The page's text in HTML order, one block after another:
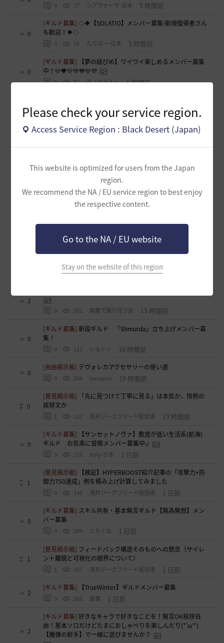
Please check your service region.
Access Service Region : Black Desert (Japan)
This website is optimized for users from the Japan
region.
We recommend the NA / EU service region to best enjoy
the respective content.
Go to the NA / EU website
Stay on the website of this region
0 77 シアラナーザ-日本 5 時間前
0
[ギルド募集]◇🔶【SOLATIO】メンバー募集!新規復帰者さん
も歓迎！🔶◇
0 55 たりほー-日本 5 時間前
0
[ギルド募集]
【夢の結びめ】ワイワイ楽しめるメンバー募集
中！🩷🧡💛💚💙🩵💜
0 57 花ノひろみん 6 時間前
0
籍、チャットが苦手な方も歓迎致します
xマキナx-日本 6 時間前
1
応について
内容ないびみょマンガ その45 転生し
たら黒い砂漠だった件
1 70 きゅんきゅん-日本 11 時間前
ったり自由なギルドです♪
80 ゆぅにゃん 13 時間前
[ギルド募集]【新設1段拠点戦ギルド】「えにぐま」ギルド
90 えにぐま 14 時間前
2
0 182 無敵で踊り狂う女 15 時間前
0
[ギルド募集] 新設ギルド 「Shmurda」立ち上げメンバー募
集！
0 113 いなドン 16 時間前
0
[自由掲示板] デヴォレカアクセサリーの使い道
0 208 tanupon 19 時間前
0
[意見掲示板]
「先に見つけて丁寧に見る」は本気か、恒例の
挨拶文か
1 132 浅井ジークフリード配信者 19 時間前
0
[ギルド募集]
【サンセットノヴァ】敷居が低い生活系(航海)
ギルド お気楽に冒険メンバー募集中♫
0 116 Iroly-日本 1 日前
1
[意見掲示板]
【検証】HYPERBOOST紹介記事の「攻撃力+防
御力750達成」例を積み上げ計算してみました
0 148 浅井ジークフリード配信者 1 日前
0
[ギルド募集] スキル共有・基本無言ギルド【無為無想】メン
バー募集
0 209 とりぐな 1 日前
1
[意見掲示板] フィードバック構造そのものへの懸念（サイレ
ント離脱と可視化の限界について）
1 197 浅井ジークフリード配信者 1 日前
2
[ギルド募集] 【TrueWinter】ギルドメンバー募集
0 265 倉葉 1 日前
2
[ギルド募集]好きなキャラで好きなことを！無言OK挨拶自
由！基本ソロだけどたまにおしゃべりを楽しんだり(*'ω'*)
【魔弾の射手】で一緒に遊びませんか？